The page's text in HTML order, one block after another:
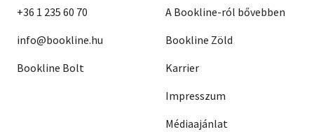
+36 1 235 60 70
info@bookline.hu
Bookline Bolt
A Bookline-ról bővebben
Bookline Zöld
Karrier
Impresszum
Médiaajánlat